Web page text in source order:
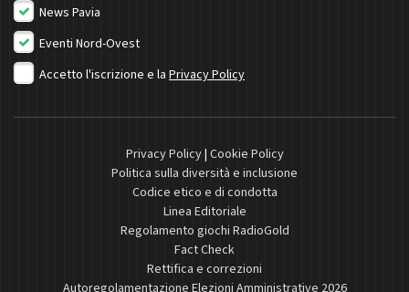
News Pavia
Eventi Nord-Ovest
Accetto l'iscrizione e la Privacy Policy
Privacy Policy| Cookie Policy
Politica sulla diversità e inclusione
Codice etico e di condotta
Linea Editoriale
Regolamento giochi RadioGold
Fact Check
Rettifica e correzioni